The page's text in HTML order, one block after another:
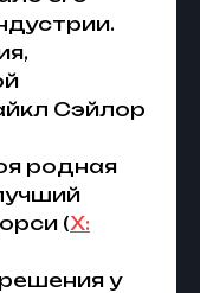
Сэйлор
родная
(X:
у